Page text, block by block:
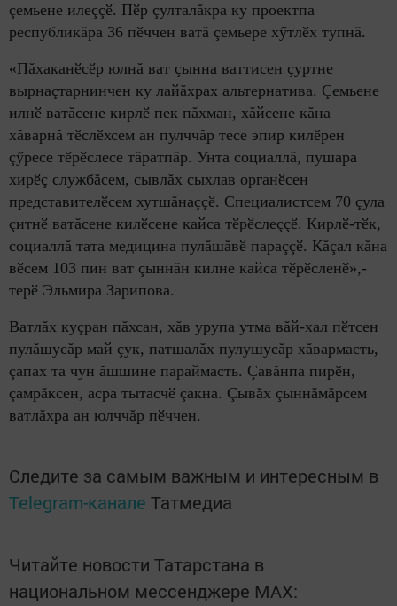
çемьене илеççӗ. Пӗр çулталăкра ку проектпа
республикăра 36 пӗччен ватă çемьере хӳтлӗх тупнă.
«Пăхаканӗсӗр юлнă ват çынна ваттисен çуртне
вырнаçтарнинчен ку лайăхрах альтернатива. Çемьене
илнӗ ватăсене кирлӗ пек пăхман, хăйсене кăна
хăварнă тӗслӗхсем ан пулччăр тесе эпир килӗрен
çӳресе тӗрӗслесе тăратпăр. Унта социаллă, пушара
хирӗç службăсем, сывлăх сыхлав органӗсен
представителӗсем хутшăнаççӗ. Специалистсем 70 çула
çитнӗ ватăсене килӗсене кайса тӗрӗслеççӗ. Кирлӗ-тӗк,
социаллă тата медицина пулăшăвӗ параççӗ. Кăçал кăна
вӗсем 103 пин ват çыннăн килне кайса тӗрӗсленӗ»,-
терӗ Эльмира Зарипова.
Ватлăх куçран пăхсан, хăв урупа утма вăй-хал пӗтсен
пулăшусăр май çук, патшалăх пулушусăр хăвармасть,
çапах та чун ăшшине параймасть. Çавăнпа пирӗн,
çамрăксен, асра тытасчӗ çакна. Çывăх çыннăмăрсем
ватлăхра ан юлччăр пӗччен.
Следите за самым важным и интересным в
Telegram-канале Татмедиа
Читайте новости Татарстана в
национальном мессенджере MАХ: